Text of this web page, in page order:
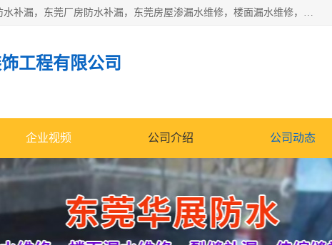
东莞市华展防水补漏装饰工程有限公司主要服务有：东莞防水补漏，东莞厂房防水补漏，东莞房屋渗漏水维修，楼面漏水维修，裂缝补漏，伸缩缝补漏，卫生间防水改造，厕所漏水补漏，外墙窗台补漏，电梯井堵漏，地下车库防水引水工程等
工程有限公司
企业视频 公司介绍 公司动态